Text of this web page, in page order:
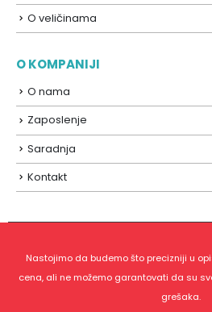
O veličinama
O KOMPANIJI
O nama
Zaposlenje
Saradnja
Kontakt
Nastojimo da budemo što precizniji u
cena, ali ne možemo garantovati da su
grešaka.